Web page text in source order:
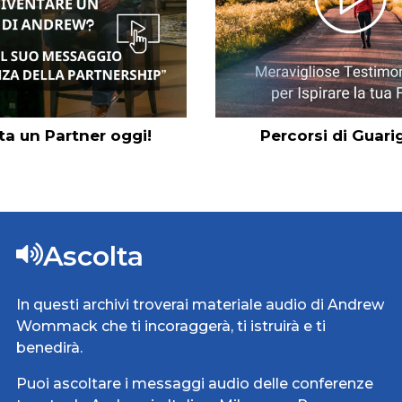
un Partner oggi! Percorsi di
Ascolta
In questi archivi troverai materiale audio di Andrew
Wommack che ti incoraggerà, ti istruirà e ti
benedirà.
Puoi ascoltare i messaggi audio delle conferenze